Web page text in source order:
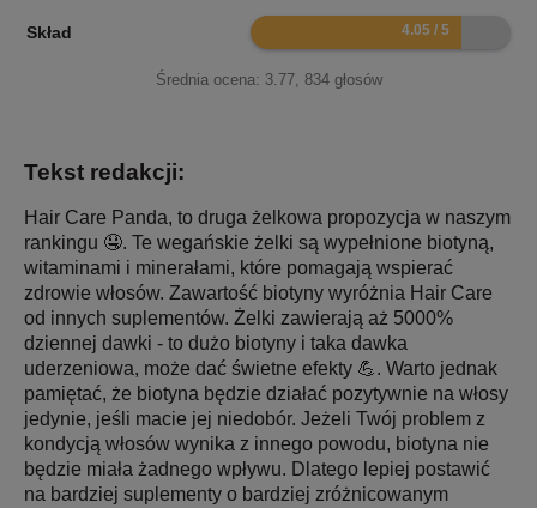
Skład 8.1
Średnia ocena: 3.77, 834głosów
Tekst redakcji:
Hair Care Panda, to druga żelkowa propozycja w naszym
rankingu 🤤. Te wegańskie żelki są wypełnione biotyną,
witaminami i minerałami, które pomagają wspierać
zdrowie włosów. Zawartość biotyny wyróżnia Hair Care
od innych suplementów. Żelki zawierają aż 5000%
dziennej dawki - to dużo biotyny i taka dawka
uderzeniowa, może dać świetne efekty 💪. Warto jednak
pamiętać, że biotyna będzie działać pozytywnie na włosy
jedynie, jeśli macie jej niedobór. Jeżeli Twój problem z
kondycją włosów wynika z innego powodu, biotyna nie
będzie miała żadnego wpływu. Dlatego lepiej postawić
na bardziej suplementy o bardziej zróżnicowanym